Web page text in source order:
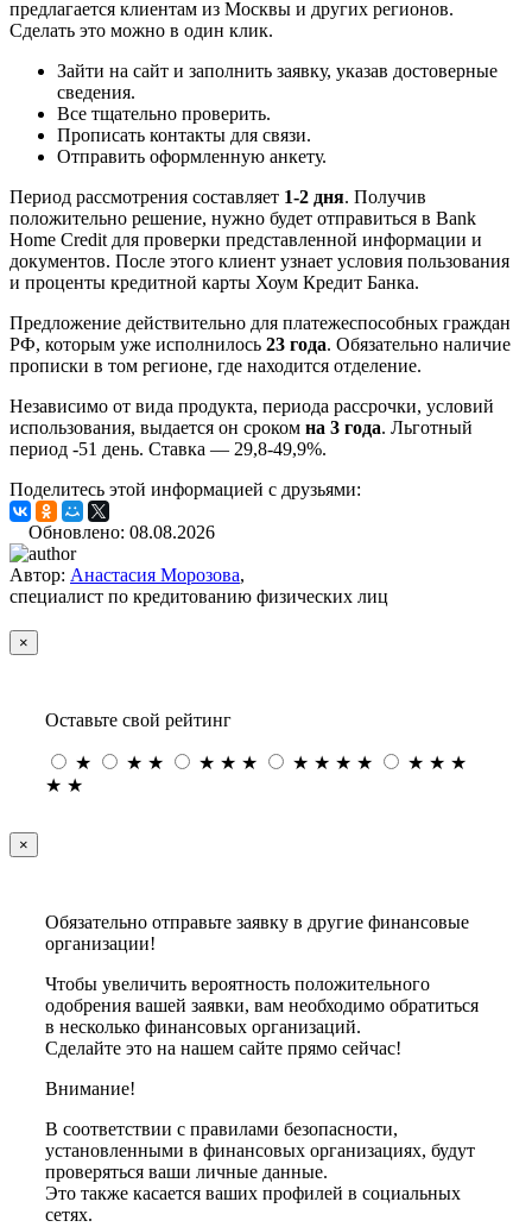
предлагается клиентам из Москвы и других регионов.
Сделать это можно в один клик.
Зайти на сайт и заполнить заявку, указав достоверные
сведения.
Все тщательно проверить.
Прописать контакты для связи.
Отправить оформленную анкету.
Период рассмотрения составляет 1-2 дня. Получив
положительно решение, нужно будет отправиться в Bank
Home Credit для проверки представленной информации и
документов. После этого клиент узнает условия пользования
и проценты кредитной карты Хоум Кредит Банка.
Предложение действительно для платежеспособных граждан
РФ, которым уже исполнилось 23 года. Обязательно наличие
прописки в том регионе, где находится отделение.
Независимо от вида продукта, периода рассрочки, условий
использования, выдается он сроком на 3 года. Льготный
период -51 день. Ставка — 29,8-49,9%.
Поделитесь этой информацией с друзьями:
Обновлено: 08.08.2026
Автор: Анастасия Морозова,
специалист по кредитованию физических лиц
×
Оставьте свой рейтинг
★ ★ ★ ★ ★ ★ ★ ★ ★ ★ ★ ★ ★
★ ★
×
Обязательно отправьте заявку в другие финансовые
организации!
Чтобы увеличить вероятность положительного
одобрения вашей заявки, вам необходимо обратиться
в несколько финансовых организаций.
Сделайте это на нашем сайте прямо сейчас!
Внимание!
В соответствии с правилами безопасности,
установленными в финансовых организациях, будут
проверяться ваши личные данные.
Это также касается ваших профилей в социальных
сетях.